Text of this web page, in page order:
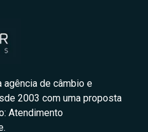
agência de câmbio e
2003 com uma proposta
Atendimento